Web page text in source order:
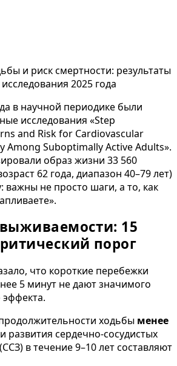
и риск смертности: результаты
2025 года
в научной периодике были
исследования «Step
and Risk for Cardiovascular
Among Suboptimally Active Adults».
образ жизни 33 560
62 года, диапазон 40–79 лет)
важны не просто шаги, а то, как
15
порог
что короткие перебежки
5 минут не дают значимого
ходьбы менее
развития сердечно-сосудистых
в течение 9–10 лет составляют